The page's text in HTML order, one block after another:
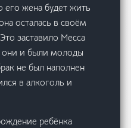
жена будет жить
осталась в своём
заставило Месса
они и были молоды
не был наполнен
в алкоголь и
ребёнка